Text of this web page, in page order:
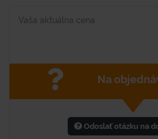
Vaša aktuálna cena
Na
Odoslať otázku na